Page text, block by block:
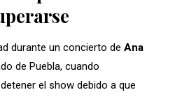
durante un concierto de Ana
de Puebla, cuando
el show debido a que